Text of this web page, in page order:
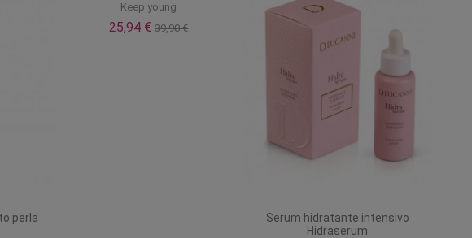
perla
Keep young
25,94 €39,90 €
Serum hidratante intensivo
Hidraserum